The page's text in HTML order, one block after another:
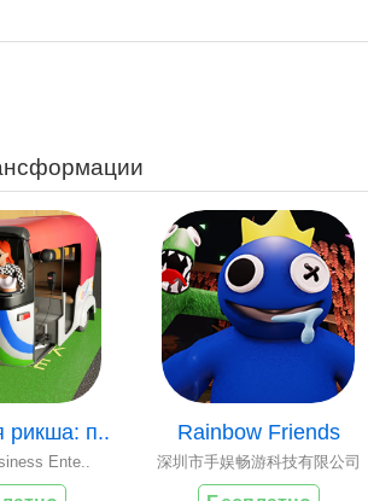
рикша: п..
Ente..
Rainbow Friends
深圳市手娱畅游科技有限公司